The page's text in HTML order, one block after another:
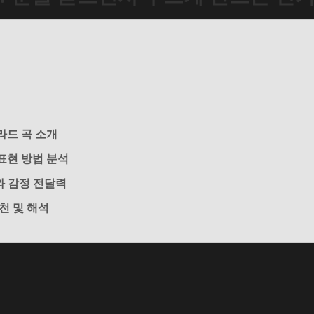
드 곡 소개
현 방법 분석
감정 전달력
및 해석